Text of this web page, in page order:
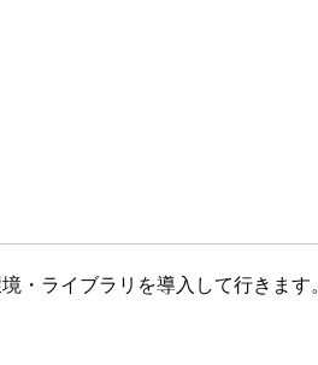
・ライブラリを導入して行きます。